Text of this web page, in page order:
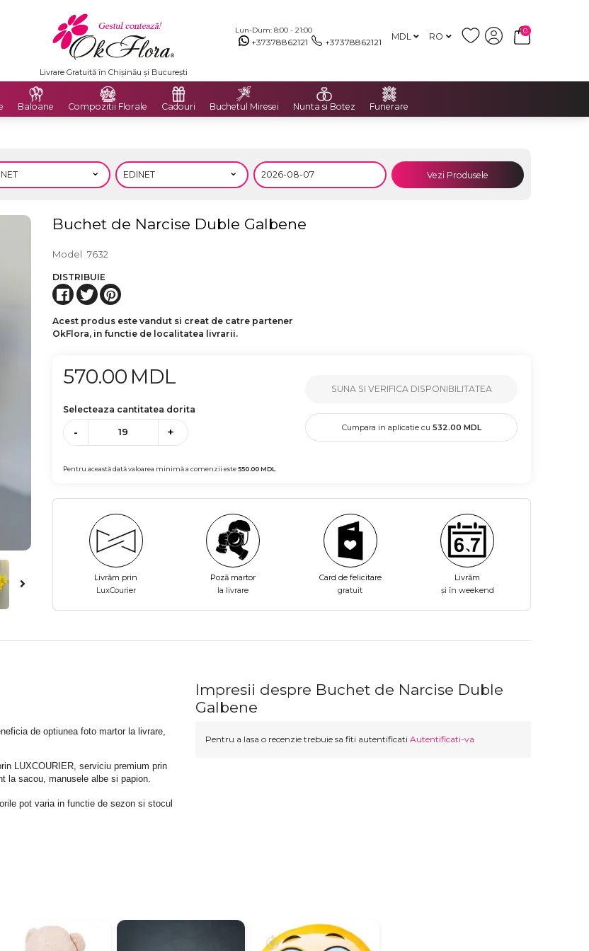
Lun-Dum: 8:00 - 21:00
+37378862121 +37378862121 MDL RO
0
Livrare Gratuită în Chișinău și București
Baloane Compozitii Florale Cadouri Buchetul Miresei Nunta si Botez Funerare
Vezi Produsele
Buchet de Narcise Duble Galbene
Model 7632
DISTRIBUIE
Acest produs este vandut si creat de catre partener
OkFlora, in functie de localitatea livrarii.
570.00 MDL
Selecteaza cantitatea dorita
- +
Pentru această dată valoarea minimă a comenzii este550.00MDL
SUNA SI VERIFICA DISPONIBILITATEA
Cumpara in aplicatie cu 532.00 MDL
Livrăm prin
LuxCourier
Poză martor
la livrare
Card de felicitare
gratuit
Livrăm
și în weekend
de optiunea foto martor la livrare,
LUXCOURIER, serviciu premium prin
la sacou, manusele albe si papion.
pot varia in functie de sezon si stocul
Impresii despre Buchet de Narcise Duble
Galbene
Pentru a lasa o recenzie trebuie sa fiti autentificati Autentificati-va